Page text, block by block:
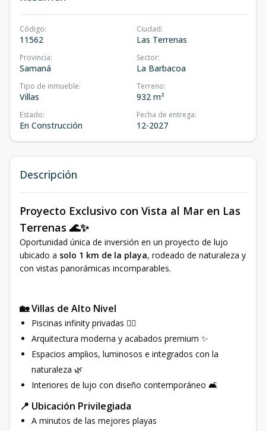
Código:
11562
Ciudad:
Las Terrenas
Provincia:
Samaná
Sector:
La Barbacoa
Tipo de inmueble:
Villas
Terreno:
932 m²
Estado:
En Construcción
Fecha de entrega:
12-2027
Descripción
Proyecto Exclusivo con Vista al Mar en Las
Terrenas 🌊✨
Oportunidad única de inversión en un proyecto de lujo
ubicado a solo 1 km de la playa, rodeado de naturaleza y
con vistas panorámicas incomparables.
🏡 Villas de Alto Nivel
Piscinas infinity privadas 🏊‍♂️
Arquitectura moderna y acabados premium ✨
Espacios amplios, luminosos e integrados con la
naturaleza 🌿
Interiores de lujo con diseño contemporáneo 🛋️
📍 Ubicación Privilegiada
A minutos de las mejores playas